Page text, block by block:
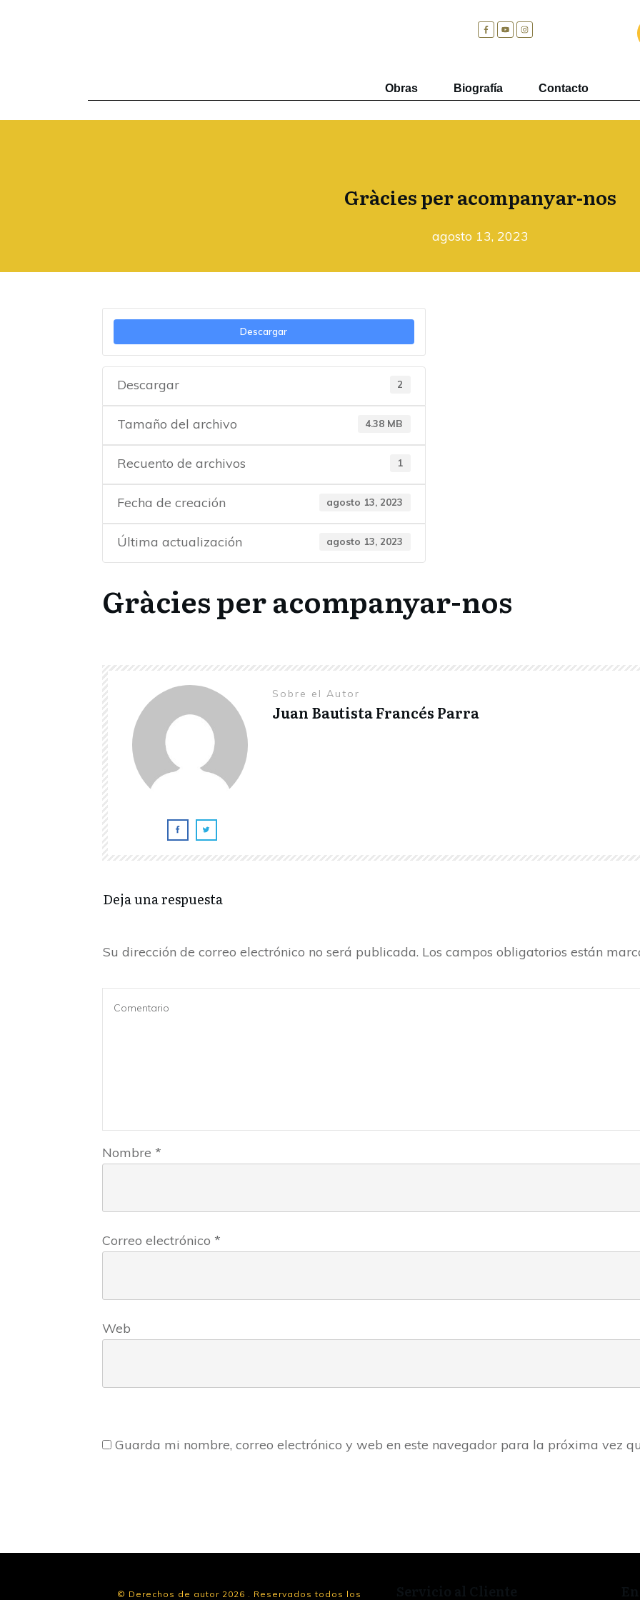
Obras Biografía Contacto
Gràcies per acompanyar-nos
agosto 13, 2023
Descargar
Descargar 2
Tamaño del archivo 4.38 MB
Recuento de archivos 1
Fecha de creación agosto 13, 2023
Última actualización agosto 13, 2023
Gràcies per acompanyar-nos
Sobre el Autor
Juan Bautista Francés Parra
Deja una respuesta
Su dirección de correo electrónico no será publicada. Los campos obligatorios están
Nombre *
Correo electrónico *
Web
Guarda mi nombre, correo electrónico y web en este navegador para la próxima vez
© Derechos de autor 2026 . Reservados todos los